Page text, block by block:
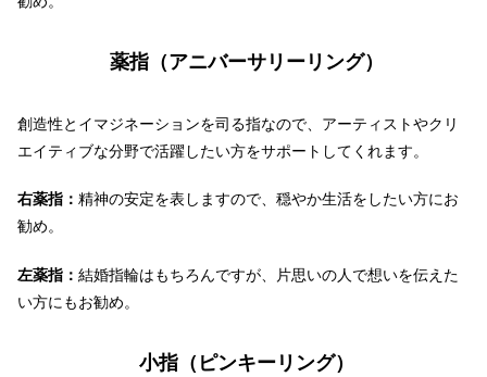
薬指（アニバーサリーリング）
創造性とイマジネーションを司る指なので、アーティストやクリ
エイティブな分野で活躍したい方をサポートしてくれます。
右薬指： 精神の安定を表しますので、穏やか生活をしたい方にお
勧め。
左薬指： 結婚指輪はもちろんですが、片思いの人で想いを伝えた
い方にもお勧め。
小指（ピンキーリング）